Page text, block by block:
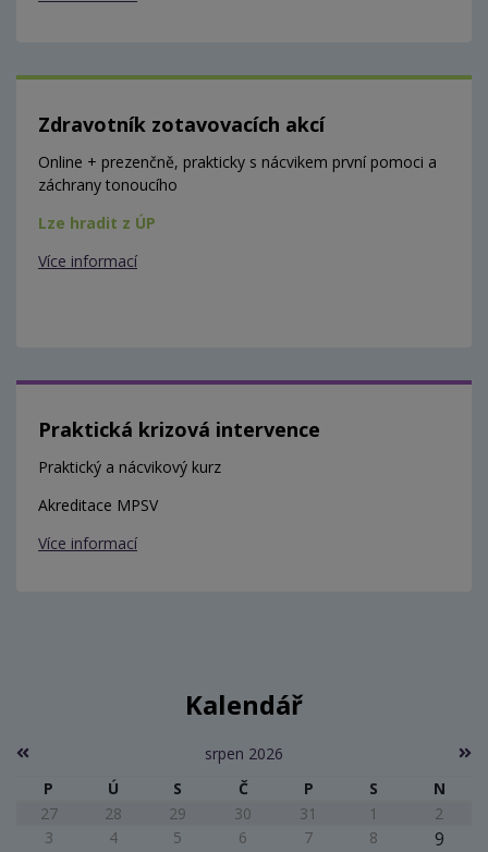
Zdravotník zotavovacích akcí
Online + prezenčně, prakticky s nácvikem první pomoci a
záchrany tonoucího
Lze hradit z ÚP
Více informací
Praktická krizová intervence
Praktický a nácvikový kurz
Akreditace MPSV
Více informací
Kalendář
srpen 2026
P
Ú S Č P S
N
27
28 29 30 31 1
2
3
4 5 6 7 8 9